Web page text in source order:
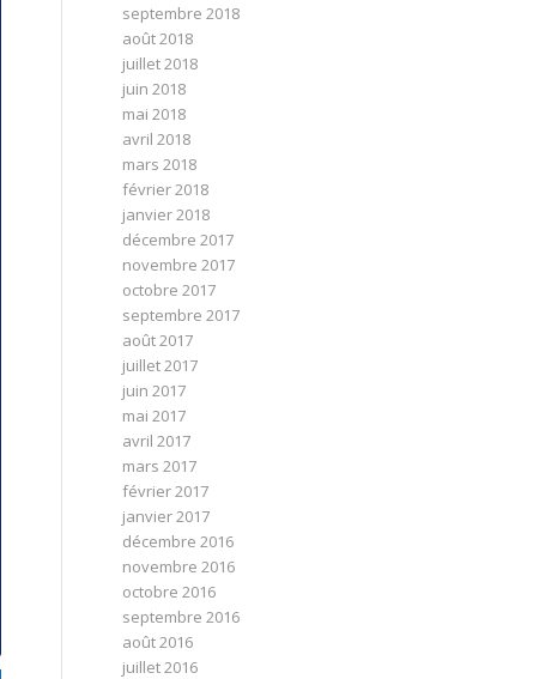
septembre 2018
août 2018
juillet 2018
juin 2018
mai 2018
avril 2018
mars 2018
février 2018
janvier 2018
décembre 2017
novembre 2017
octobre 2017
septembre 2017
août 2017
juillet 2017
juin 2017
mai 2017
avril 2017
mars 2017
février 2017
janvier 2017
décembre 2016
novembre 2016
octobre 2016
septembre 2016
août 2016
juillet 2016